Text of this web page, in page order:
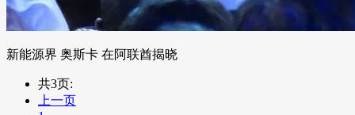
新能源界 奥斯卡 在阿联酋揭晓
共3页:
上一页